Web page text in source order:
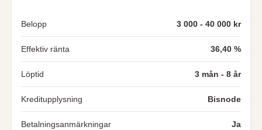
Belopp 3 000 - 40 000 kr
Effektiv ränta 36,40 %
Löptid 3 mån - 8 år
Kreditupplysning Bisnode
Betalningsanmärkningar Ja